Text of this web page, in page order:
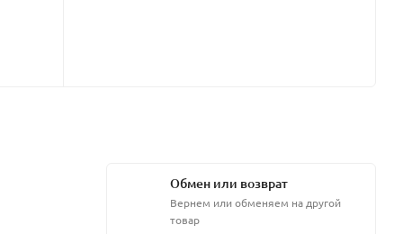
Обмен или возврат
Вернем или обменяем на другой
товар